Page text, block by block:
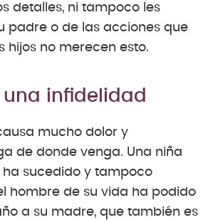
detalles, ni tampoco les
padre o de las acciones que
hijos no merecen esto.
una infidelidad
mucho dolor y
de donde venga. Una niña
ha sucedido y tampoco
hombre de su vida ha podido
a su madre, que también es